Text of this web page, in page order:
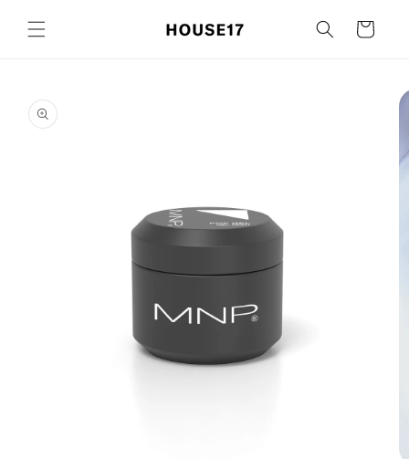
naar de
content
Winkelwagen
Ga direct naar
productinformatie